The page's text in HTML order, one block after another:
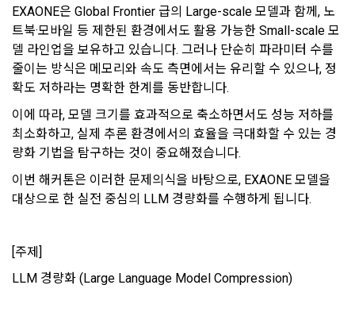
메일 인증 필요
[데이콘] 회원가입 인증메일
2. "서비스"라 함은 “대회”, “교육”, “인재풀 등록” 등 사이트에서
제공하는 모든 서비스를 말한다. 그 외 "회사"가 운영하는 사이
트를 통해 개인이 등록한 자료를 DB화하여 각각의 목적에 맞게
분류, 가공, 집계하여 정보를 제공하는 서비스를 포함한다.
3. "개인회원"이라 함은 서비스를 이용하기 위하여 이 약관에 동
의하고 "회사"와 이용 계약을 체결한 개인을 말한다.
4. “인재회원”이라 함은 “데이콘 인재풀 서비스”를 이용하기 위
하여 본인의 개인정보와 프로젝트, 코드 등을 공유한 자로서, 채
는 것에 동의한 “개인회원”을 말한다.
5. “기업회원”이라 함은 “회사”에 대회의 주최를 의뢰하거나, 채
인 또는 법인을 말한다.
회원”이 AI 코드를 제출하고, “회사”는 이를 평가하여 우수작을
정보주체로서 이용자는 자신의 개인정보에 대해 어떤 권리를 가
지고 있으며, 이를 어떤 방법과 절차로 행사할 수 있는지를 알려
드립니다. 또한, 법정대리인(부모 등)이 만14세 미만 아동의 개
인정보 보호를 위해 어떤 권리를 행사할 수 있는지도 함께 안내
합니다.
개인정보 침해사고가 발생하는 경우, 추가적인 피해를 예방하고
이미 발생한 피해를 복구하기 위해 누구에게 연락하여 어떤 도
움을 받을 수 있는지 알려 드립니다.
보장하는 수단이 됩니다.
2. 미동의 시 불이익 사항
개인정보보호법 제22조 제5항에 의해 선택정보 사항에 대해서
는 동의 거부 하시더라도 서비스 이용에 제한되지 않습니다.
단, 할인, 이벤트 및 이용자 맞춤형 상품 추천 등의 마케팅 정보
안내 서비스가 제한됩니다.
3. 서비스 정보 수신 동의 철회
DACON에서 제공하는 마케팅 정보를 원하지 않을 경우 ‘홈>계
정관리 페이지의 하단 마케팅(대회 진행, 교육 등) 정보 수신 동
또한 향후 마케팅 활용에 새롭게 동의하고자 하는 경우에는 ‘홈>
계정관리 페이지의 하단 마케팅(대회 진행, 교육 등) 정보 수신
동의(선택)’에서 동의하실 수 있습니다.
EXAONE은 Global Frontier 급의 Large-scale 모델과 함께, 노
트북·모바일 등 제한된 환경에서도 활용 가능한 Small-scale 모
델 라인업을 보유하고 있습니다. 그러나 단순히 파라미터 수를
줄이는 방식은 메모리와 속도 측면에서는 유리할 수 있으나, 정
확도 저하라는 명확한 한계를 동반합니다.
이에 따라, 모델 크기를 효과적으로 축소하면서도 성능 저하를
최소화하고, 실제 추론 환경에서의 효율을 극대화할 수 있는 경
량화 기법을 탐구하는 것이 중요해졌습니다.
이번 해커톤은 이러한 문제의식을 바탕으로, EXAONE 모델을
대상으로 한 실전 중심의 LLM 경량화를 수행하게 됩니다.
[주제]
LLM 경량화 (Large Language Model Compression)